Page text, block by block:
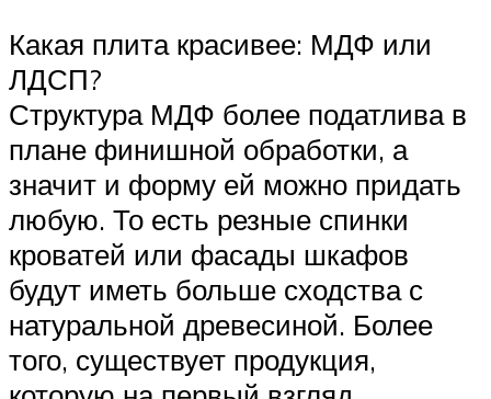
Какая плита красивее: МДФ или
ЛДСП?
Структура МДФ более податлива в
плане финишной обработки, а
значит и форму ей можно придать
любую. То есть резные спинки
кроватей или фасады шкафов
будут иметь больше сходства с
натуральной древесиной. Более
того, существует продукция,